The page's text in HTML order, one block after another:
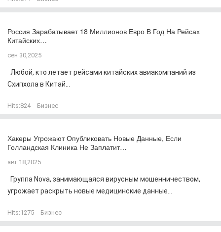
Россия Зарабатывает 18 Миллионов Евро В Год На Рейсах
Китайских…
сен 30,2025
Любой, кто летает рейсами китайских авиакомпаний из
Схипхола в Китай...
Hits:824 Бизнес
Хакеры Угрожают Опубликовать Новые Данные, Если
Голландская Клиника Не Заплатит…
авг 18,2025
Группа Nova, занимающаяся вирусным мошенничеством,
угрожает раскрыть новые медицинские данные...
Hits:1275 Бизнес